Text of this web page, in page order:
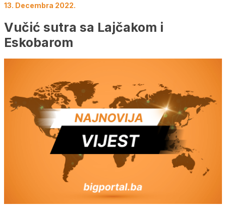
13. Decembra 2022.
Vučić sutra sa Lajčakom i
Eskobarom